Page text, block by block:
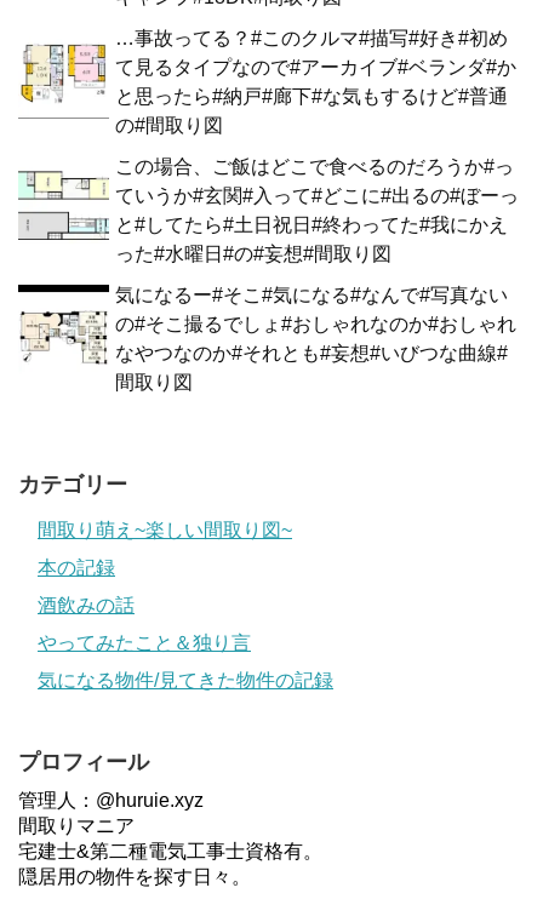
…事故ってる？#このクルマ#描写#好き#初め
て見るタイプなので#アーカイブ#ベランダ#か
と思ったら#納戸#廊下#な気もするけど#普通
の#間取り図
この場合、ご飯はどこで食べるのだろうか#っ
ていうか#玄関#入って#どこに#出るの#ぼーっ
と#してたら#土日祝日#終わってた#我にかえ
った#水曜日#の#妄想#間取り図
気になるー#そこ#気になる#なんで#写真ない
の#そこ撮るでしょ#おしゃれなのか#おしゃれ
なやつなのか#それとも#妄想#いびつな曲線#
間取り図
カテゴリー
間取り萌え~楽しい間取り図~
本の記録
酒飲みの話
やってみたこと＆独り言
気になる物件/見てきた物件の記録
プロフィール
管理人：@huruie.xyz
間取りマニア
宅建士&第二種電気工事士資格有。
隠居用の物件を探す日々。